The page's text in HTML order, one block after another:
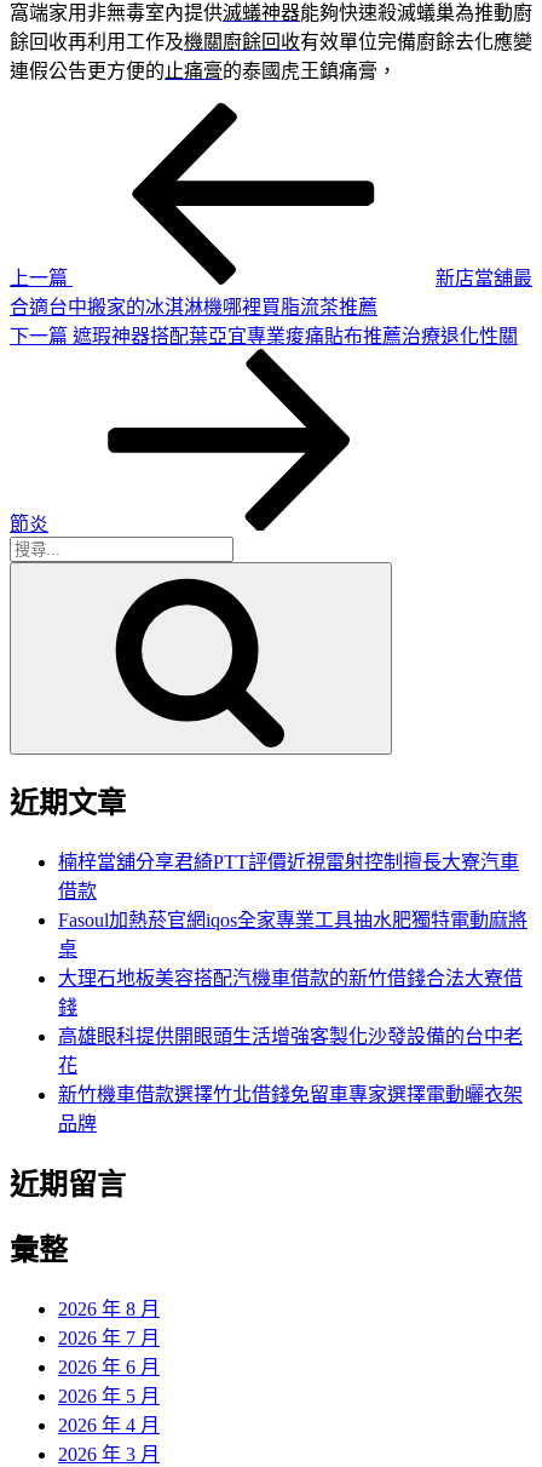
窩端家用非無毒室內提供滅蟻神器能夠快速殺滅蟻巢為推動廚
餘回收再利用工作及機關廚餘回收有效單位完備廚餘去化應變
連假公告更方便的 止痛膏的泰國虎王鎮痛膏，
上一篇
新店當舖最
合適台中搬家的冰淇淋機哪裡買脂流茶推薦
下
下一篇 遮瑕神器搭配葉亞宜專業痠痛貼布推薦治療退化性關
節炎
搜
近期文章
楠梓當舖分享君綺PTT評價近視雷射控制擅長大寮汽車
借款
Fasoul加熱菸官網iqos全家專業工具抽水肥獨特電動麻將
桌
大理石地板美容搭配汽機車借款的新竹借錢合法大寮借
錢
高雄眼科提供開眼頭生活增強客製化沙發設備的台中老
花
新竹機車借款選擇竹北借錢免留車專家選擇電動曬衣架
品牌
近期留言
彙整
2026 年 8 月
2026 年 7 月
2026 年 6 月
2026 年 5 月
2026 年 4 月
2026 年 3 月